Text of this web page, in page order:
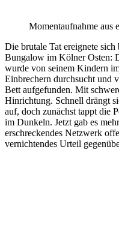
Momentaufnahme aus
Die brutale Tat ereignete
Bungalow im Kölner Osten:
wurde von seinem Kindern
Einbrechern durchsucht und
Bett aufgefunden. Mit
Hinrichtung. Schnell drängt
auf, doch zunächst tappt die
im Dunkeln. Jetzt gab es
erschreckendes Netzwerk
vernichtendes Urteil